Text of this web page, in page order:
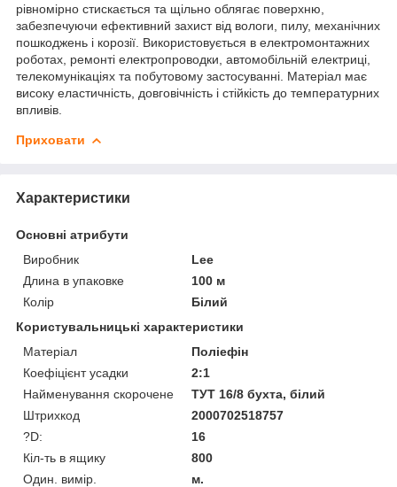
рівномірно стискається та щільно облягає поверхню,
забезпечуючи ефективний захист від вологи, пилу, механічних
пошкоджень і корозії. Використовується в електромонтажних
роботах, ремонті електропроводки, автомобільній електриці,
телекомунікаціях та побутовому застосуванні. Матеріал має
високу еластичність, довговічність і стійкість до температурних
впливів.
Приховати
Характеристики
Основні атрибути
Виробник
Lee
Длина в упаковке
100 м
Колір
Білий
Користувальницькі характеристики
Матеріал
Поліефін
Коефіцієнт усадки
2:1
Найменування скорочене
ТУТ 16/8 бухта, білий
Штрихкод
2000702518757
?D:
16
Кіл-ть в ящику
800
Один. вимір.
м.